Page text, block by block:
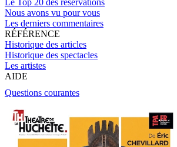
Le Top 20 des réservations
Nous avons vu pour vous
Les derniers commentaires
RÉFÉRENCE
Historique des articles
Historique des spectacles
Les artistes
AIDE
Questions courantes